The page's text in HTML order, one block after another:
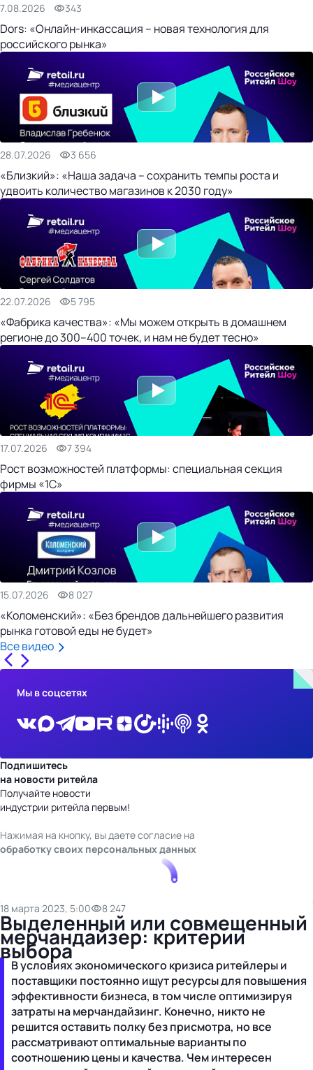
7.08.2026 343
Dors: «Онлайн-инкассация – новая технология для
российского рынка»
28.07.2026 3 656
«Близкий»: «Наша задача – сохранить темпы роста и
удвоить количество магазинов к 2030 году»
22.07.2026 5 795
«Фабрика качества»: «Мы можем открыть в домашнем
регионе до 300–400 точек, и нам не будет тесно»
17.07.2026 7 394
Рост возможностей платформы: специальная секция
фирмы «1С»
15.07.2026 8 027
«Коломенский»: «Без брендов дальнейшего развития
рынка готовой еды не будет»
Все видео
Мы в соцсетях
Подпишитесь
на новости ритейла
Получайте новости
индустрии ритейла первым!
Нажимая на кнопку, вы даете согласие на
обработку своих персональных данных
18 марта 2023, 5:00 8 247
Выделенный или совмещенный
мерчандайзер: критерии
выбора
В условиях экономического кризиса ритейлеры и
поставщики постоянно ищут ресурсы для повышения
эффективности бизнеса, в том числе оптимизируя
затраты на мерчандайзинг. Конечно, никто не
решится оставить полку без присмотра, но все
рассматривают оптимальные варианты по
соотношению цены и качества. Чем интересен